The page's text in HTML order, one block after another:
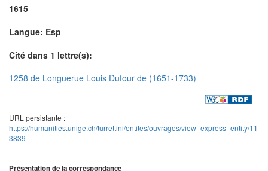
1615
Langue: Esp
Cité dans 1 lettre(s):
1258 de Longuerue Louis Dufour de (1651-1733)
URL persistante :
https://humanities.unige.ch/turrettini/entites/ouvrages/view_express_entity/11
3839
Présentation de la correspondance